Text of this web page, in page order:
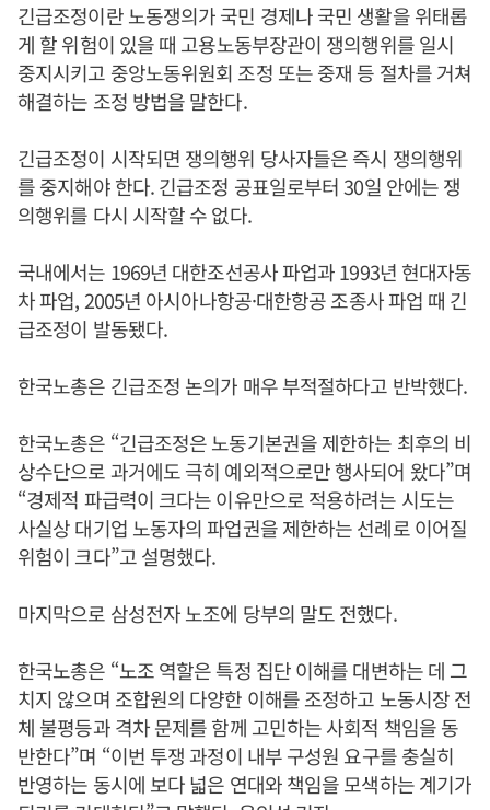
긴급조정이란 노동쟁의가 국민 경제나 국민 생활을 위태롭
게 할 위험이 있을 때 고용노동부장관이 쟁의행위를 일시
중지시키고 중앙노동위원회 조정 또는 중재 등 절차를 거쳐
해결하는 조정 방법을 말한다.
긴급조정이 시작되면 쟁의행위 당사자들은 즉시 쟁의행위
를 중지해야 한다. 긴급조정 공표일로부터 30일 안에는 쟁
의행위를 다시 시작할 수 없다.
국내에서는 1969년 대한조선공사 파업과 1993년 현대자동
차 파업, 2005년 아시아나항공·대한항공 조종사 파업 때 긴
급조정이 발동됐다.
한국노총은 긴급조정 논의가 매우 부적절하다고 반박했다.
한국노총은 “긴급조정은 노동기본권을 제한하는 최후의 비
상수단으로 과거에도 극히 예외적으로만 행사되어 왔다”며
“경제적 파급력이 크다는 이유만으로 적용하려는 시도는
사실상 대기업 노동자의 파업권을 제한하는 선례로 이어질
위험이 크다”고 설명했다.
마지막으로 삼성전자 노조에 당부의 말도 전했다.
한국노총은 “노조 역할은 특정 집단 이해를 대변하는 데 그
치지 않으며 조합원의 다양한 이해를 조정하고 노동시장 전
체 불평등과 격차 문제를 함께 고민하는 사회적 책임을 동
반한다”며 “이번 투쟁 과정이 내부 구성원 요구를 충실히
반영하는 동시에 보다 넓은 연대와 책임을 모색하는 계기가